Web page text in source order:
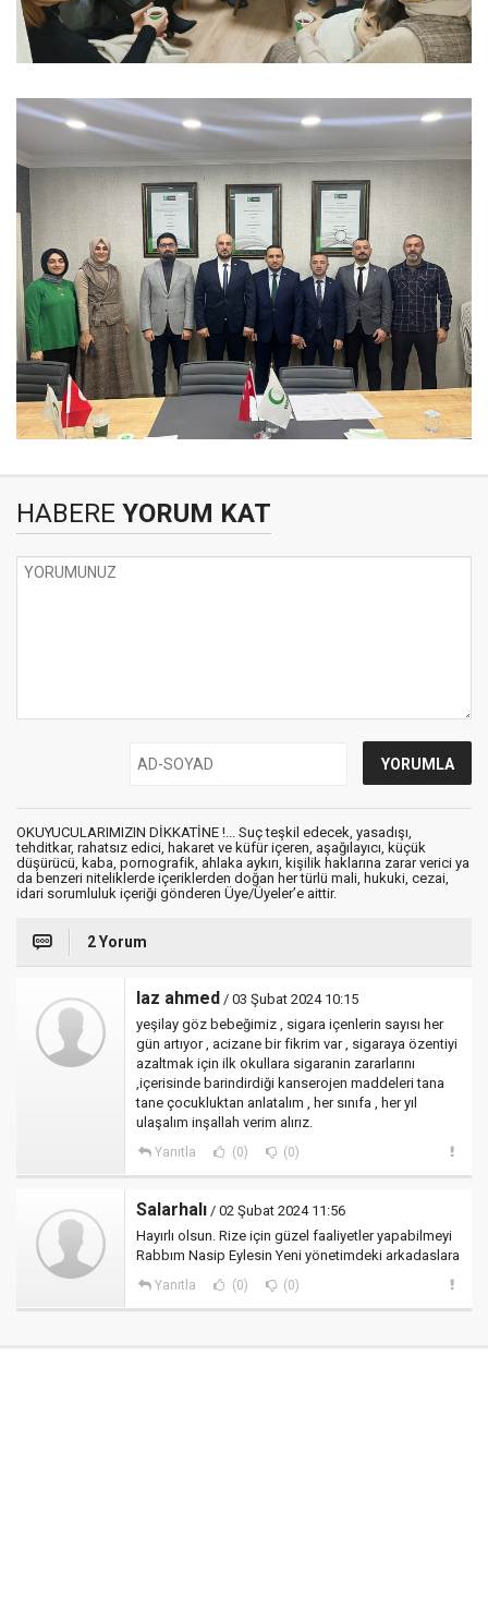
HABERE YORUM KAT
OKUYUCULARIMIZIN DİKKATİNE !... Suç teşkil edecek, yasadışı,
tehditkar, rahatsız edici, hakaret ve küfür içeren, aşağılayıcı, küçük
düşürücü, kaba, pornografik, ahlaka aykırı, kişilik haklarına zarar verici ya
da benzeri niteliklerde içeriklerden doğan her türlü mali, hukuki, cezai,
idari sorumluluk içeriği gönderen Üye/Üyeler’e aittir.
2 Yorum
laz ahmed / 03 Şubat 2024 10:15
yeşilay göz bebeğimiz , sigara içenlerin sayısı her
gün artıyor , acizane bir fikrim var , sigaraya özentiyi
azaltmak için ilk okullara sigaranin zararlarını
,içerisinde barindirdiği kanserojen maddeleri tana
tane çocukluktan anlatalım , her sınıfa , her yıl
ulaşalım inşallah verim alırız.
Yanıtla (0) (0)
Salarhalı / 02 Şubat 2024 11:56
Hayırlı olsun. Rize için güzel faaliyetler yapabilmeyi
Rabbım Nasip Eylesin Yeni yönetimdeki arkadaslara
Yanıtla (0) (0)